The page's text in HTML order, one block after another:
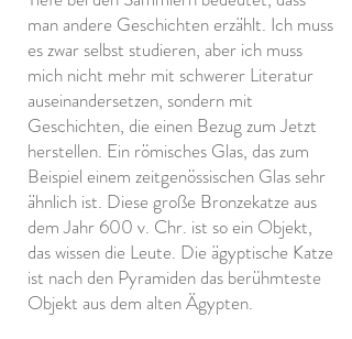
man andere Geschichten erzählt. Ich muss
es zwar selbst studieren, aber ich muss
mich nicht mehr mit schwerer Literatur
auseinandersetzen, sondern mit
Geschichten, die einen Bezug zum Jetzt
herstellen. Ein römisches Glas, das zum
Beispiel einem zeitgenössischen Glas sehr
ähnlich ist. Diese große Bronzekatze aus
dem Jahr 600 v. Chr. ist so ein Objekt,
das wissen die Leute. Die ägyptische Katze
ist nach den Pyramiden das berühmteste
Objekt aus dem alten Ägypten.